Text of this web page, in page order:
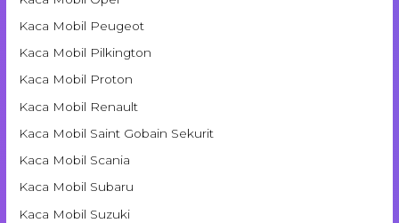
Kaca Mobil Peugeot
Kaca Mobil Pilkington
Kaca Mobil Proton
Kaca Mobil Renault
Kaca Mobil Saint Gobain Sekurit
Kaca Mobil Scania
Kaca Mobil Subaru
Kaca Mobil Suzuki